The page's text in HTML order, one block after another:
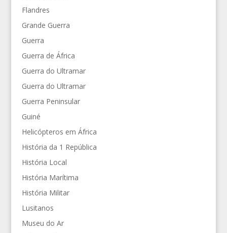
Flandres
Grande Guerra
Guerra
Guerra de África
Guerra do Ultramar
Guerra do Ultramar
Guerra Peninsular
Guiné
Helicópteros em África
História da 1 República
História Local
História Marítima
História Militar
Lusitanos
Museu do Ar